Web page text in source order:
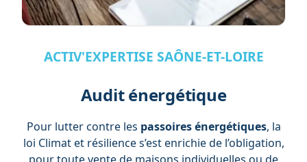
ACTIV'EXPERTISE SAÔNE-ET-LOIRE
Audit énergétique
Pour lutter contre les passoires énergétiques, la
loi Climat et résilience s’est enrichie de l’obligation,